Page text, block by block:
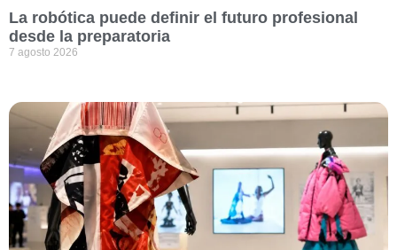
La robótica puede definir el futuro profesional
desde la preparatoria
7 agosto 2026